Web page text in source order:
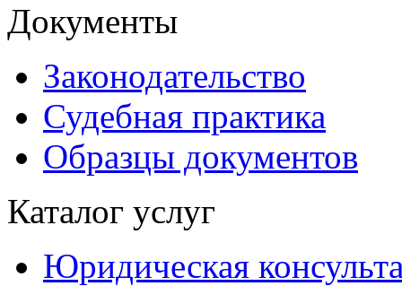
Документы
Законодательство
Судебная практика
Образцы документов
Каталог услуг
Юридическая